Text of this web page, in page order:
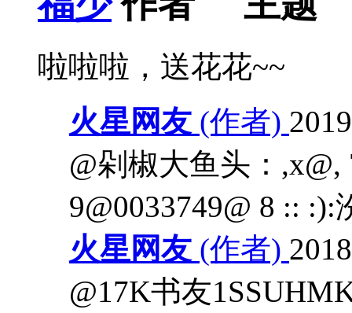
啦啦啦，送花花~~
火星网友 (作者)
@剁椒大鱼头：,x@,
9@0033749@ 8 ::
火星网友 (作者)
@17K书友